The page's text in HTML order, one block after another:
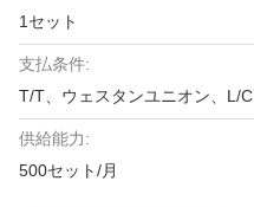
1セット
支払条件:
T/T、ウェスタンユニオン、L/C
供給能力:
500セット/月